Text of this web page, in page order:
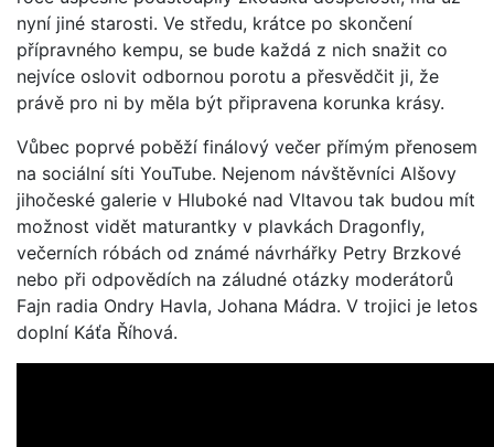
nyní jiné starosti. Ve středu, krátce po skončení
přípravného kempu, se bude každá z nich snažit co
nejvíce oslovit odbornou porotu a přesvědčit ji, že
právě pro ni by měla být připravena korunka krásy.
Vůbec poprvé poběží finálový večer přímým přenosem
na sociální síti YouTube. Nejenom návštěvníci Alšovy
jihočeské galerie v Hluboké nad Vltavou tak budou mít
možnost vidět maturantky v plavkách Dragonfly,
večerních róbách od známé návrhářky Petry Brzkové
nebo při odpovědích na záludné otázky moderátorů
Fajn radia Ondry Havla, Johana Mádra. V trojici je letos
doplní Káťa Říhová.